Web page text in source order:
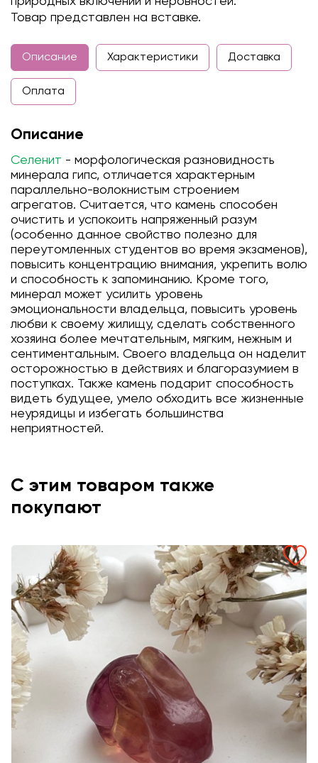
Товар представлен на вставке.
Описание Характеристики Доставка
Оплата
Описание
Селенит - морфологическая разновидность
минерала гипс, отличается характерным
параллельно-волокнистым строением
агрегатов. Считается, что камень способен
очистить и успокоить напряженный разум
(особенно данное свойство полезно для
переутомленных студентов во время экзаменов),
повысить концентрацию внимания, укрепить волю
и способность к запоминанию. Кроме того,
минерал может усилить уровень
эмоциональности владельца, повысить уровень
любви к своему жилищу, сделать собственного
хозяина более мечтательным, мягким, нежным и
сентиментальным. Своего владельца он наделит
осторожностью в действиях и благоразумием в
поступках. Также камень подарит способность
видеть будущее, умело обходить все жизненные
неурядицы и избегать большинства
неприятностей.
С этим товаром также
покупают